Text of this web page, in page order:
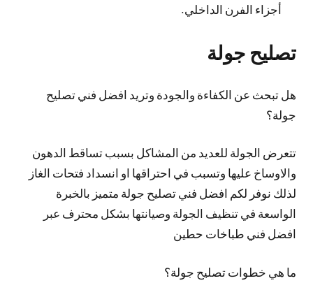
أجزاء الفرن الداخلي.
تصليح جولة
هل تبحث عن الكفاءة والجودة وتريد افضل فني تصليح
جولة؟
تتعرض الجولة للعديد من المشاكل بسبب تساقط الدهون
والاوساخ عليها وتسبب في احتراقها او انسداد فتحات الغاز
لذلك نوفر لكم افضل فني تصليح جولة متميز بالخبرة
الواسعة في تنظيف الجولة وصيانتها بشكل محترف عبر
افضل فني طباخات حطين
ما هي خطوات تصليح جولة؟